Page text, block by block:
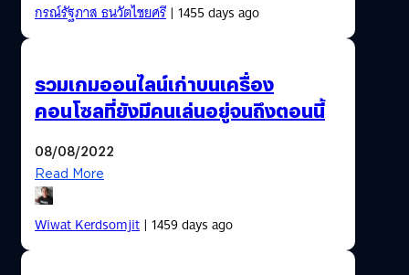
กรณ์รัฐภาส ธนวัตไชยศรี| 1455 days ago
รวมเกมออนไลน์เก่าบนเครื่อง
คอนโซลที่ยังมีคนเล่นอยู่จนถึงตอนนี้
08/08/2022
Read More
Wiwat Kerdsomjit| 1459 days ago